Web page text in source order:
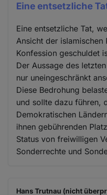
Eine entsetzliche
Eine entsetzliche Tat,
Ansicht der islamischen
Konfession geschuldet
Der Aussage des
nur uneingeschränkt
Diese Bedrohung
und sollte dazu führen,
Demokratischen
ihnen gebührenden
Status von freiwilligen
Sonderrechte und
Hans Trutnau (nicht